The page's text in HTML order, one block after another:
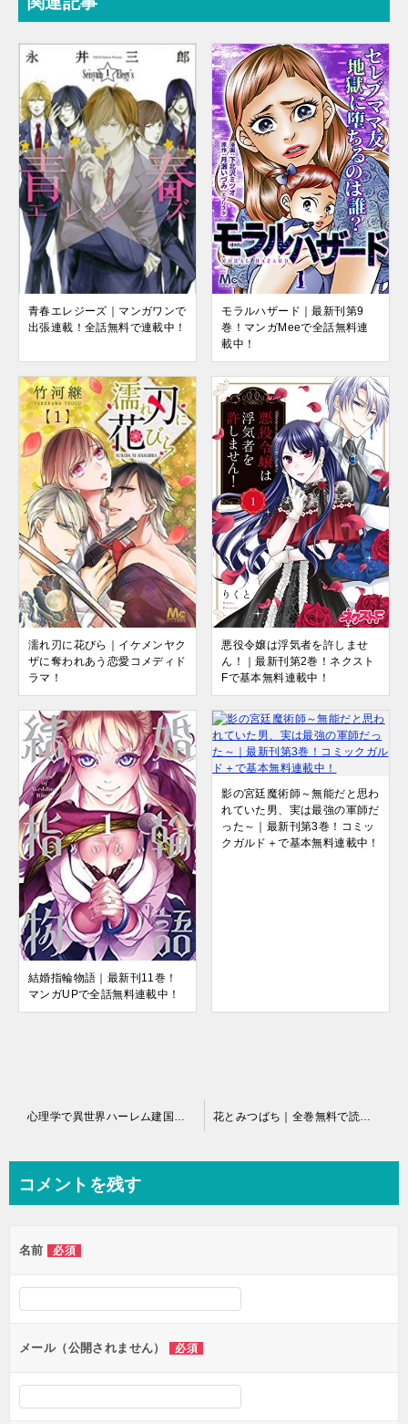
青春エレジーズ｜マンガワンで
出張連載！全話無料で連載中！
モラルハザード｜最新刊第9
巻！マンガMeeで全話無料連
載中！
濡れ刃に花びら｜イケメンヤク
ザに奪われあう恋愛コメディド
ラマ！
悪役令嬢は浮気者を許しませ
ん！｜最新刊第2巻！ネクスト
Fで基本無料連載中！
結婚指輪物語｜最新刊11巻！
マンガUPで全話無料連載中！
影の宮廷魔術師～無能だと思わ
れていた男、実は最強の軍師だ
った～｜最新刊第3巻！コミッ
クガルド＋で基本無料連載中！
ビ
ー
シ
ョ
ン
心理学で異世界ハーレム建国記｜マンガUPで全巻無料！ 花とみつばち｜全巻無料で読めるマンガアプリ！
コメントを残す
名前 必須
メール（公開されません） 必須